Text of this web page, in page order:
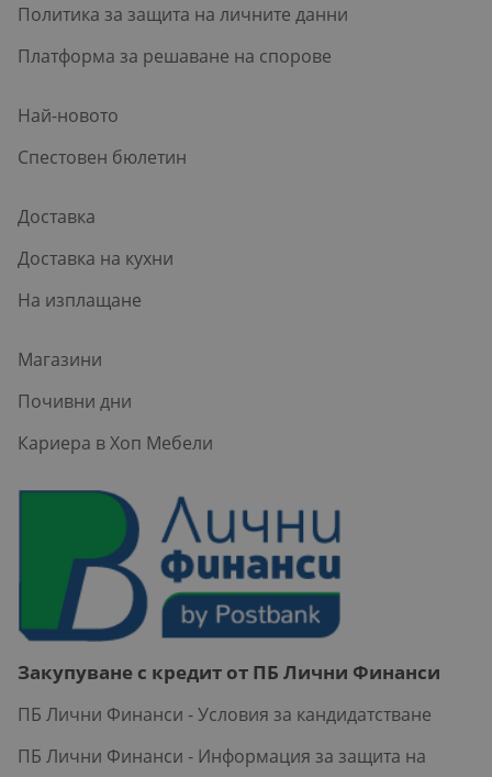
Политика за защита на личните данни
Платформа за решаване на спорове
Най-новото
Спестовен бюлетин
Доставка
Доставка на кухни
На изплащане
Магазини
Почивни дни
Кариера в Хоп Мебели
Закупуване с кредит от ПБ Лични Финанси
ПБ Лични Финанси - Условия за кандидатстване
ПБ Лични Финанси - Информация за защита на